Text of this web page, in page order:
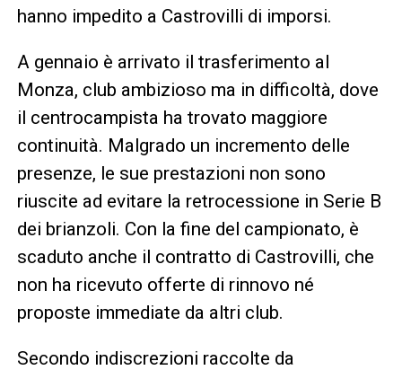
hanno impedito a Castrovilli di imporsi.
A gennaio è arrivato il trasferimento al
Monza, club ambizioso ma in difficoltà, dove
il centrocampista ha trovato maggiore
continuità. Malgrado un incremento delle
presenze, le sue prestazioni non sono
riuscite ad evitare la retrocessione in Serie B
dei brianzoli. Con la fine del campionato, è
scaduto anche il contratto di Castrovilli, che
non ha ricevuto offerte di rinnovo né
proposte immediate da altri club.
Secondo indiscrezioni raccolte da